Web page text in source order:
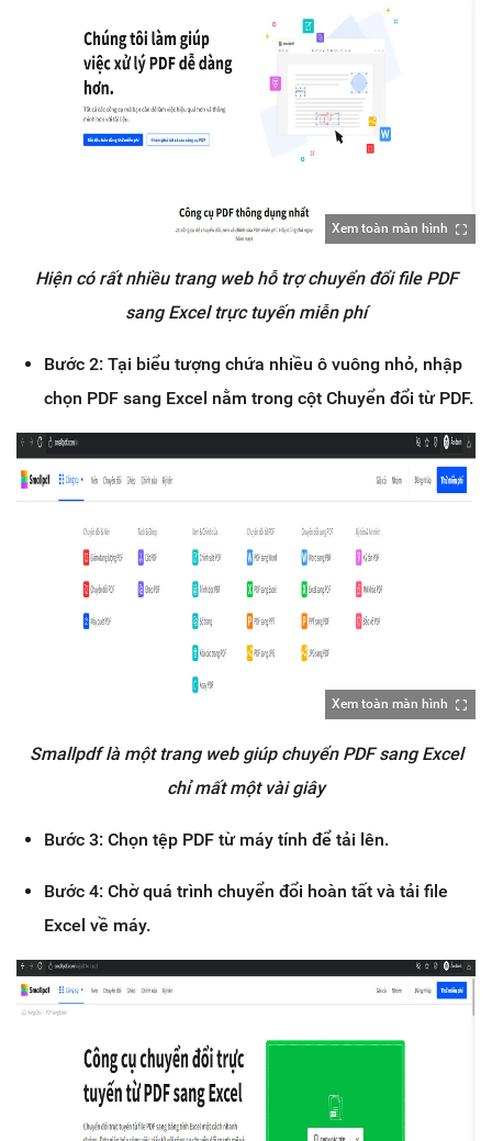
Xem toàn màn hình
Hiện có rất nhiều trang web hỗ trợ chuyển đổi file PDF
sang Excel trực tuyến miễn phí
Bước 2: Tại biểu tượng chứa nhiều ô vuông nhỏ, nhập
chọn PDF sang Excel nằm trong cột Chuyển đổi từ PDF.
Xem toàn màn hình
Smallpdf là một trang web giúp chuyển PDF sang Excel
chỉ mất một vài giây
Bước 3: Chọn tệp PDF từ máy tính để tải lên.
Bước 4: Chờ quá trình chuyển đổi hoàn tất và tải file
Excel về máy.